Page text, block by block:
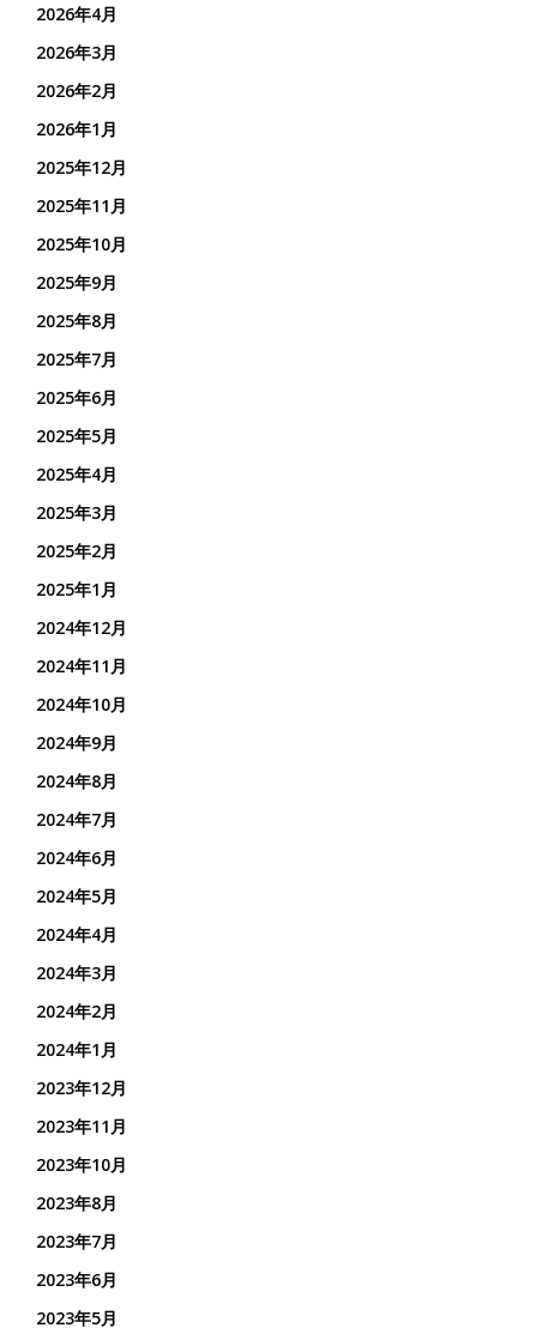
2026年4月
2026年3月
2026年2月
2026年1月
2025年12月
2025年11月
2025年10月
2025年9月
2025年8月
2025年7月
2025年6月
2025年5月
2025年4月
2025年3月
2025年2月
2025年1月
2024年12月
2024年11月
2024年10月
2024年9月
2024年8月
2024年7月
2024年6月
2024年5月
2024年4月
2024年3月
2024年2月
2024年1月
2023年12月
2023年11月
2023年10月
2023年8月
2023年7月
2023年6月
2023年5月